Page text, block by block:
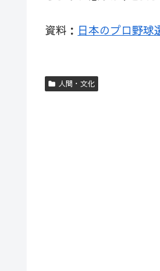
資料： 日本のプロ野球
人間・文化